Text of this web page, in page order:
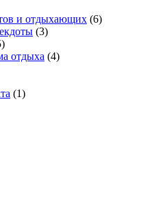
и отдыхающих (6)
(3)
отдыха (4)
(1)